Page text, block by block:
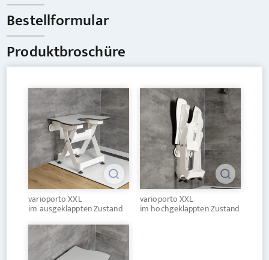
Bestellformular
Produktbroschüre
varioporto XXL
im ausgeklappten Zustand
varioporto XXL
im hochgeklappten Zustand